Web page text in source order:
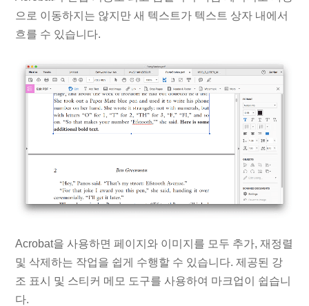
으로 이동하지는 않지만 새 텍스트가 텍스트 상자 내에서
흐를 수 있습니다.
Acrobat을 사용하면 페이지와 이미지를 모두 추가, 재정렬
및 ​​삭제하는 작업을 쉽게 수행할 수 있습니다. 제공된 강
조 표시 및 스티커 메모 도구를 사용하여 마크업이 쉽습니
다.